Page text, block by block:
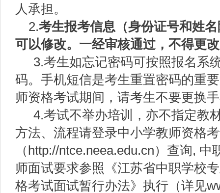
人承担。
2.考生报考信息 （身份证号和姓
可以修改。 一经审核通过，不得更
3.考生如忘记密码可按照报名系
码。手机短信是考生重置密码的重
师资格考试期间，请考生不要更换
4.考试不举办培训，亦不指定教
方法、流程请登录中小学教师资格
（http://ntce.neea.edu.cn）查询,
师面试要求参照《江苏省中职学校
格考试面试暂行办法》执行（详见